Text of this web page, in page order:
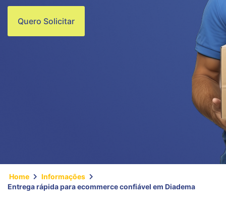
Quero Solicitar
Home
Informações
Entrega rápida para ecommerce confiável em Diadema